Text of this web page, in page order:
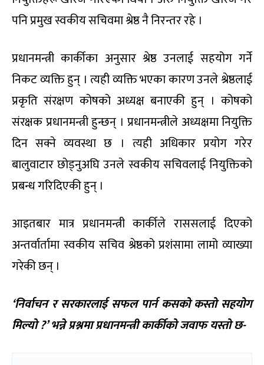
पनि प्रमुख स्वकीय सचिवमा श्रेष्ठ नै निरन्तर रहे ।
प्रधानमन्त्री कार्कीका अनुसार श्रेष्ठ उनलाई सहयोग गर्ने
निकट व्यक्ति हुन् । त्यही व्यक्ति भएका कारण उनले श्रेष्ठलाई
प्रकृति संरक्षण कोषको अध्यक्ष बनाएकी हुन् । कोषको
संरक्षक प्रधानमन्त्री हुन्छन् । प्रधानमन्त्रीले अध्यक्षमा नियुक्ति
दिन सक्ने व्यवस्था छ । त्यही अधिकार प्रयोग गरेर
बालुवाटार छोड्नुअघि उनले स्वकीय सचिवलाई नियुक्तिको
प्रबन्ध गरिदिएकी हुन् ।
आइतबार मात्र प्रधानमन्त्री कार्कीले राससलाई दिएको
अन्तर्वार्तामा स्वकीय सचिव श्रेष्ठको प्रशंसामा लामो व्याख्या
गरेकी छन् ।
‘निर्वाचन र सरकारलाई सफल पार्न कसको कस्तो सहयोग
मिल्यो ?’ भन्ने प्रश्नमा प्रधानमन्त्री कार्कीको जवाफ यस्तो छ-